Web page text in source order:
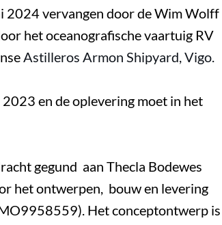
2024 vervangen door de Wim Wolff
het oceanografische vaartuig RV
Astilleros Armon Shipyard, Vigo.
en de oplevering moet in het
gegund aan Thecla Bodewes
het ontwerpen, bouw en levering
Het conceptontwerp is